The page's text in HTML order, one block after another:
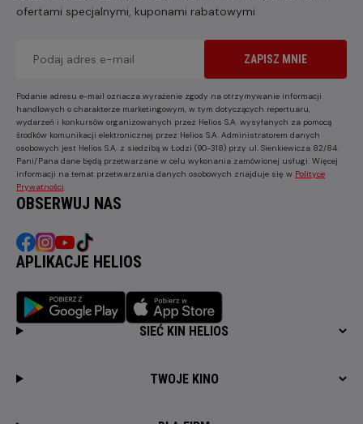
ofertami specjalnymi, kuponami rabatowymi
ZAPISZ MNIE
Podanie adresu e-mail oznacza wyrażenie zgody na otrzymywanie informacji
handlowych o charakterze marketingowym, w tym dotyczących repertuaru,
wydarzeń i konkursów organizowanych przez Helios S.A. wysyłanych za pomocą
środków komunikacji elektronicznej przez Helios S.A. Administratorem danych
osobowych jest Helios S.A. z siedzibą w Łodzi (90-318) przy ul. Sienkiewicza 82/84.
Pani/Pana dane będą przetwarzane w celu wykonania zamówionej usługi. Więcej
informacji na temat przetwarzania danych osobowych znajduje się w Polityce
Prywatności
OBSERWUJ NAS
APLIKACJE HELIOS
SIEĆ KIN HELIOS
TWOJE KINO